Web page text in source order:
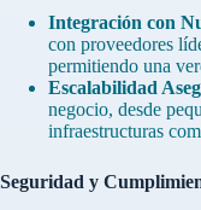
Integración con
con proveedores
permitiendo una
Escalabilidad
negocio, desde
infraestructuras
Seguridad y